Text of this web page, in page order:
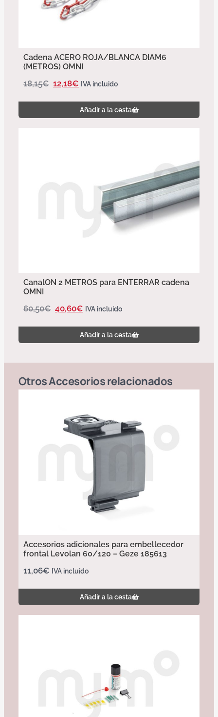
Cadena ACERO ROJA/BLANCA DIAM6
(METROS) OMNI
18,15€ 12,18€ IVA incluido
Añadir a la cesta
CanalON 2 METROS para ENTERRAR cadena
OMNI
60,50€ 40,60€ IVA incluido
Añadir a la cesta
OtrosAccesoriosrelacionados
Accesorios adicionales para embellecedor
frontal Levolan 60/120 – Geze 185613
11,06€ IVA incluido
Añadir a la cesta